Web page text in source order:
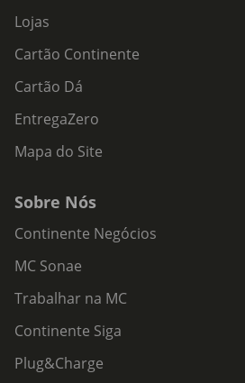
Lojas
Cartão Continente
Cartão Dá
EntregaZero
Mapa do Site
Sobre Nós
Continente Negócios
MC Sonae
Trabalhar na MC
Continente Siga
Plug&Charge